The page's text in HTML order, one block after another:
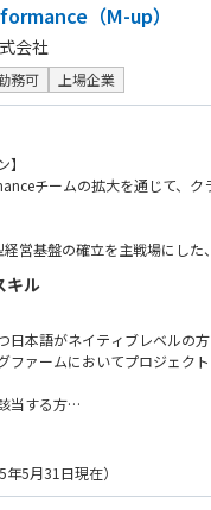
るだけでなく、案件化・事業化
か／買えないか」だけでなく
巻き込み、クロージングまで粘
口を踏まえて冷静に判断できる
こだわらず、ビジネスチャン
で、自ら成果を出すことにやり
（M-up）
会社
務可 上場企業
チームの拡大を通じて、
経営基盤の確立を主戦場にし
用いた経営課題の可視化。
分析ケイパビリティの獲得。
造化データ/非構造化データ
）としてのクライアントとの共
）の投資先企業のCXO
ントの開発（オファリング化
れぞれの職位において”ランク
なる。また、今後はPJにおけ
キル
日本語がネイティブレベルの方
ファームにおいてプロジェク
当する方
（MBB、アクセンチュア、
領域のERP/BI導入のプロジェ
領域のデータ分析/AI活用のプ
年5月31日現在）